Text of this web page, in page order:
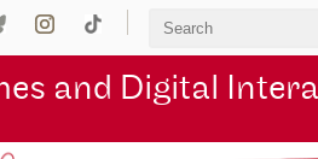
and Digital